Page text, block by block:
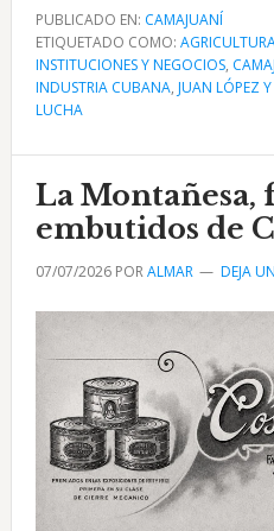
Juan
López
y
arados
en
Camajuaní
PUBLICADO EN: CAMAJUANÍ
ETIQUETADO COMO:
INSTITUCIONES Y NEGOCIOS,
INDUSTRIA CUBANA, JUAN LÓPEZ
LUCHA
La Montañesa,
embutidos de
07/07/2026PORALMAR DEJA